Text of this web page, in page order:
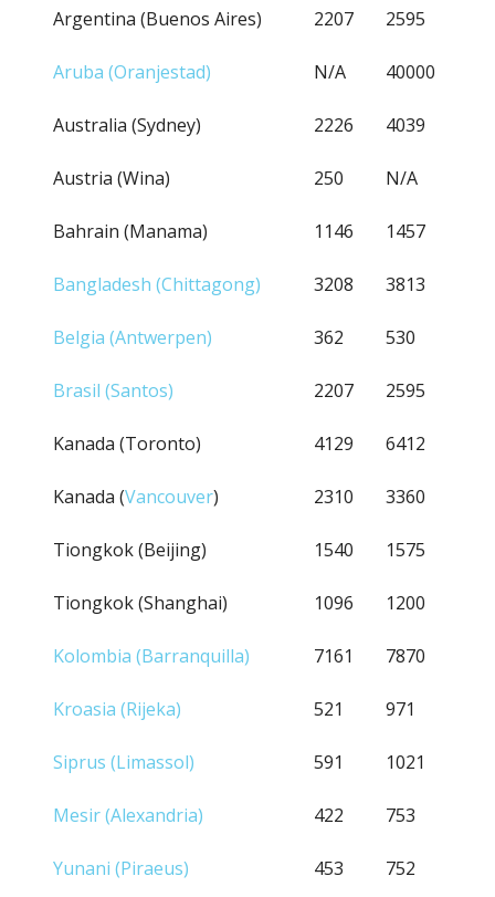
Argentina (Buenos Aires) 2207 2595
Aruba (Oranjestad) N/A 40000
Australia (Sydney) 2226 4039
Austria (Wina) 250 N/A
Bahrain (Manama) 1146 1457
Bangladesh (Chittagong) 3208 3813
Belgia (Antwerpen) 362 530
Brasil (Santos) 2207 2595
Kanada (Toronto) 4129 6412
Kanada (Vancouver) 2310 3360
Tiongkok (Beijing) 1540 1575
Tiongkok (Shanghai) 1096 1200
Kolombia (Barranquilla) 7161 7870
Kroasia (Rijeka) 521 971
Siprus (Limassol) 591 1021
Mesir (Alexandria) 422 753
Yunani (Piraeus) 453 752